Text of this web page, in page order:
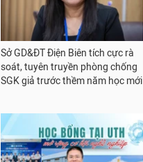
Sở GD&ĐT Điện Biên tích cực rà
soát, tuyên truyền phòng chống
SGK giả trước thềm năm học mới